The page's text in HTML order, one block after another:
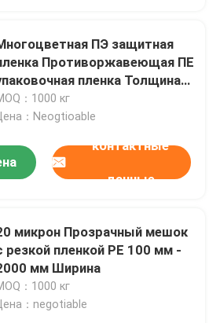
ПЭ защитная
Противоржавеющая ПЕ
пленка Толщина
- 180 мм
：1000 кг
：Neogtioable
контактные
данные
микрон Прозрачный мешок
резкой пленкой PE 100 мм -
мм Ширина
：1000 кг
：negotiable